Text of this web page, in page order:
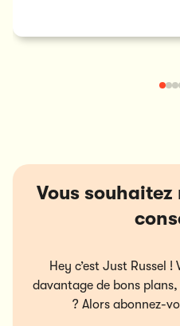
Vous
Hey c’est Just Russel
davantage de bons
? Alors abonnez-